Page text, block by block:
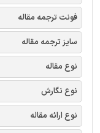
فونت ترجمه مقاله
سایز ترجمه مقاله
نوع مقاله
نوع نگارش
نوع ارائه مقاله